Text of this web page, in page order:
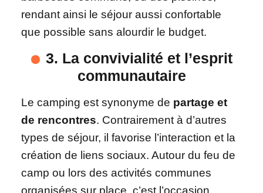
rendant ainsi le séjour aussi confortable
que possible sans alourdir le budget.
3. La convivialité et l’esprit
communautaire
Le camping est synonyme de partage et
de rencontres. Contrairement à d’autres
types de séjour, il favorise l’interaction et la
création de liens sociaux. Autour du feu de
camp ou lors des activités communes